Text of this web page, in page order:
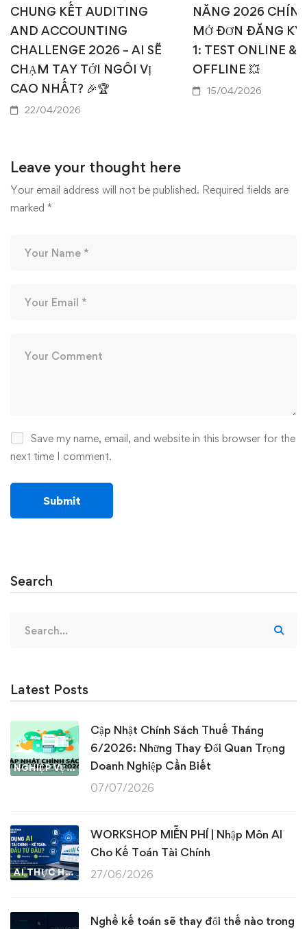
CHUNG KẾT AUDITING
AND ACCOUNTING
CHALLENGE 2026 – AI SẼ
CHẠM TAY TỚI NGÔI VỊ
CAO NHẤT? 🎉🏆
22/04/2026
NĂNG 2026
MỞ ĐƠN ĐĂNG KÝ
1: TEST ONLINE &
OFFLINE 💥
15/04/2026
Leave your thought here
Your email address will not be published. Required fields are
marked *
Save my name, email, and website in this browser for the
next time I comment.
Search
for:
Latest Posts
NGHIỆP VỤ KẾ TOÁN & THUẾ
Cập Nhật Chính Sách Thuế Tháng
6/2026: Những Thay Đổi Quan Trọng
Doanh Nghiệp Cần Biết
07/07/2026
AI THỰC HÀNH
WORKSHOP MIỄN PHÍ | Nhập Môn AI
Cho Kế Toán Tài Chính
27/06/2026
Nghề kế toán sẽ thay đổi thế nào trong